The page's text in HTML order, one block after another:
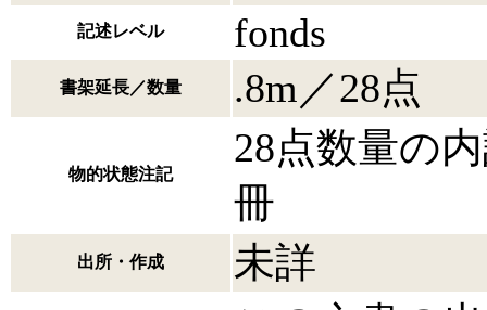
記述レベル fonds
書架延長／数量 .8m／28点
物的状態注記
28点数量の
冊
出所・作成 未詳